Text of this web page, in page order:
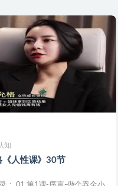
知
《人性课》30节